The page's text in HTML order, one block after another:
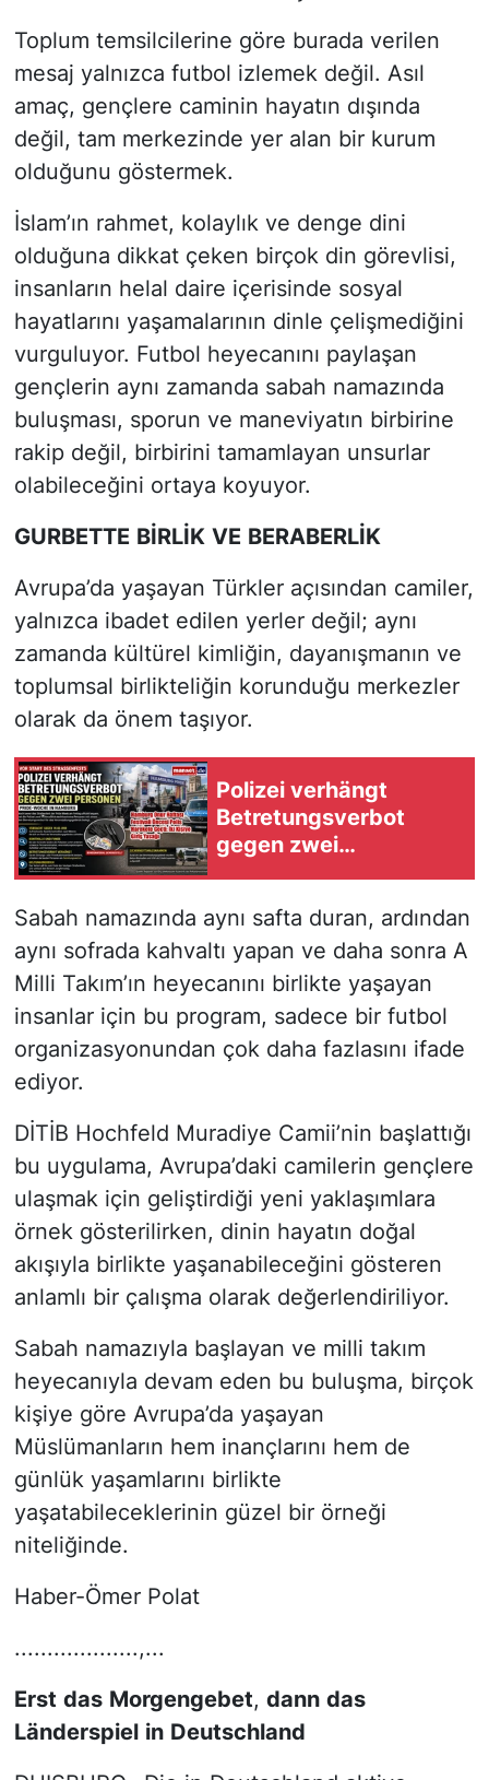
Toplum temsilcilerine göre burada verilen
mesaj yalnızca futbol izlemek değil. Asıl
amaç, gençlere caminin hayatın dışında
değil, tam merkezinde yer alan bir kurum
olduğunu göstermek.
İslam’ın rahmet, kolaylık ve denge dini
olduğuna dikkat çeken birçok din görevlisi,
insanların helal daire içerisinde sosyal
hayatlarını yaşamalarının dinle çelişmediğini
vurguluyor. Futbol heyecanını paylaşan
gençlerin aynı zamanda sabah namazında
buluşması, sporun ve maneviyatın birbirine
rakip değil, birbirini tamamlayan unsurlar
olabileceğini ortaya koyuyor.
GURBETTE BİRLİK VE BERABERLİK
Avrupa’da yaşayan Türkler açısından camiler,
yalnızca ibadet edilen yerler değil; aynı
zamanda kültürel kimliğin, dayanışmanın ve
toplumsal birlikteliğin korunduğu merkezler
olarak da önem taşıyor.
Polizei verhängt
Betretungsverbot
gegen zwei
Hamburg
Sabah namazında aynı safta duran, ardından
aynı sofrada kahvaltı yapan ve daha sonra A
Milli Takım’ın heyecanını birlikte yaşayan
insanlar için bu program, sadece bir futbol
organizasyonundan çok daha fazlasını ifade
ediyor.
DİTİB Hochfeld Muradiye Camii’nin başlattığı
bu uygulama, Avrupa’daki camilerin gençlere
ulaşmak için geliştirdiği yeni yaklaşımlara
örnek gösterilirken, dinin hayatın doğal
akışıyla birlikte yaşanabileceğini gösteren
anlamlı bir çalışma olarak değerlendiriliyor.
Sabah namazıyla başlayan ve milli takım
heyecanıyla devam eden bu buluşma, birçok
kişiye göre Avrupa’da yaşayan
Müslümanların hem inançlarını hem de
günlük yaşamlarını birlikte
yaşatabileceklerinin güzel bir örneği
niteliğinde.
Haber-Ömer Polat
...................,...
Erst das Morgengebet, dann das
Länderspiel in Deutschland